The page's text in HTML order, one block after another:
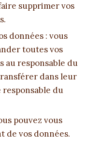
supprimer vos
données : vous
toutes vos
au responsable du
dans leur
du
pouvez vous
de vos données.